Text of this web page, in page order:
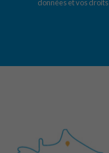
données et vos droits